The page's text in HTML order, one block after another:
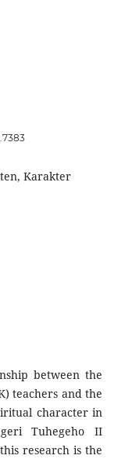
Karakter
between the
teachers and the
character in
Tuhegeho II
research is the